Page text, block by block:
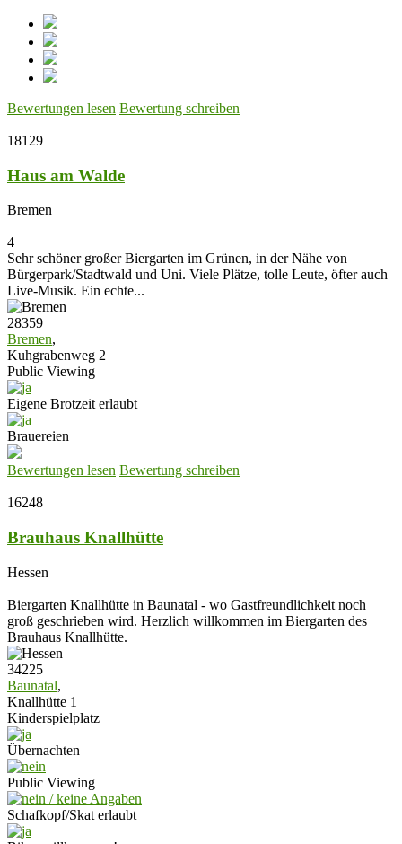
Bewertungen lesen Bewertung schreiben
18129
Haus am Walde
Bremen
4
Sehr schöner großer Biergarten im Grünen, in der Nähe von
Bürgerpark/Stadtwald und Uni. Viele Plätze, tolle Leute, öfter auch
Live-Musik. Ein echte...
28359
Bremen,
Kuhgrabenweg 2
Public Viewing
Eigene Brotzeit erlaubt
Brauereien
Bewertungen lesen Bewertung schreiben
16248
Brauhaus Knallhütte
Hessen
Biergarten Knallhütte in Baunatal - wo Gastfreundlichkeit noch
groß geschrieben wird. Herzlich willkommen im Biergarten des
Brauhaus Knallhütte.
34225
Baunatal,
Knallhütte 1
Kinderspielplatz
Übernachten
Public Viewing
Schafkopf/Skat erlaubt